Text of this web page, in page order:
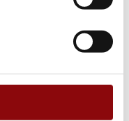
PIEDĀVĀJUMU